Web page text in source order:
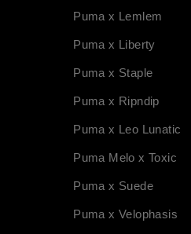
Puma x Lemlem
Puma x Liberty
Puma x Staple
Puma x Ripndip
Puma x Leo Lunatic
Puma Melo x Toxic
Puma x Suede
Puma x Velophasis